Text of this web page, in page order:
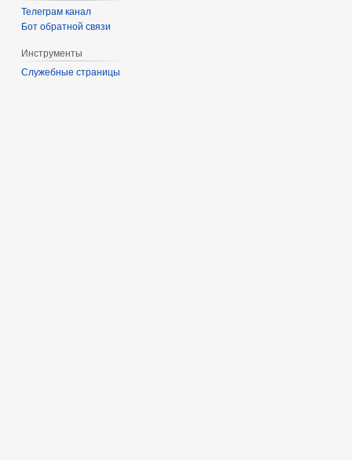
Телеграм канал
Бот обратной связи
Инструменты
Служебные страницы